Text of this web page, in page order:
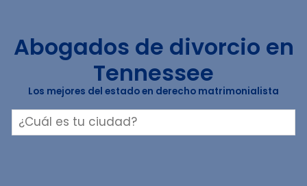
Abogados de divorcio en
Tennessee
Los mejores del estado en derecho matrimonialista
Buscar